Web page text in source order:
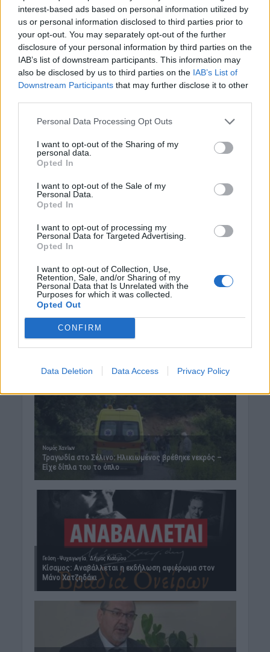
interest-based ads based on personal information utilized by
us or personal information disclosed to third parties prior to
your opt-out. You may separately opt-out of the further
disclosure of your personal information by third parties on the
IAB’s list of downstream participants. This information may
also be disclosed by us to third parties on the IAB’s List of
Downstream Participants that may further disclose it to other
Personal Data Processing Opt Outs
I want to opt-out of the Sharing of my
personal data.
Opted In
I want to opt-out of the Sale of my
Personal Data.
Opted In
I want to opt-out of processing my
Personal Data for Targeted Advertising.
Opted In
I want to opt-out of Collection, Use,
Retention, Sale, and/or Sharing of my
Personal Data that Is Unrelated with the
Purposes for which it was collected.
Opted Out
CONFIRM
Data Deletion Data Access Privacy Policy
Μειωμένη σύνταξη στα 62: Ποιοι
κερδίζουν έως 86.000 ευρώ
9 Αυγούστου 2026 12:18
ΝΟΜΌΣ ΧΑΝΊΩΝ
Τρόμος στο κέντρο των Χανίων:
24χρονος κλείδωσε 17χρονη στο σπίτι
του – Την έσωσαν οι φωνές της!